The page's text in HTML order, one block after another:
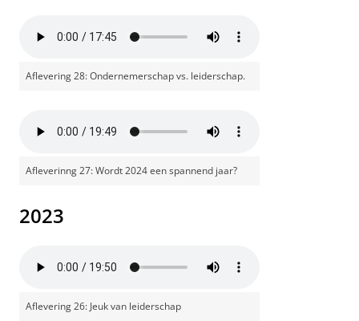
Aflevering 28: Ondernemerschap vs. leiderschap.
Afleverinng 27: Wordt 2024 een spannend jaar?
2023
Aflevering 26: Jeuk van leiderschap